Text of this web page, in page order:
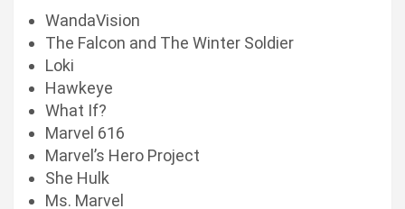
WandaVision
The Falcon and The Winter Soldier
Loki
Hawkeye
What If?
Marvel 616
Marvel’s Hero Project
She Hulk
Ms. Marvel